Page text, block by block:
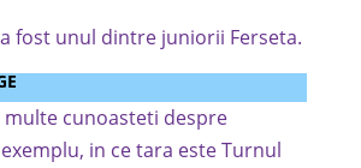
fost unul dintre juniorii Ferseta.
multe cunoasteti despre
in ce tara este Turnul